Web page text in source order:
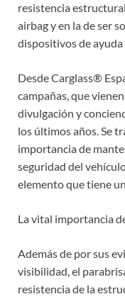
resistencia
airbag y en la de ser
dispositivos de ayuda
Desde Carglass®
campañas, que
divulgación y
los últimos años. Se
importancia de
seguridad del
elemento que tiene
La vital importancia
Además de por sus
visibilidad, el
resistencia de la